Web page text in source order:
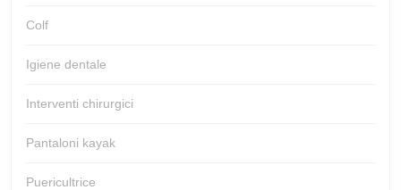
Colf
Igiene dentale
Interventi chirurgici
Pantaloni kayak
Puericultrice